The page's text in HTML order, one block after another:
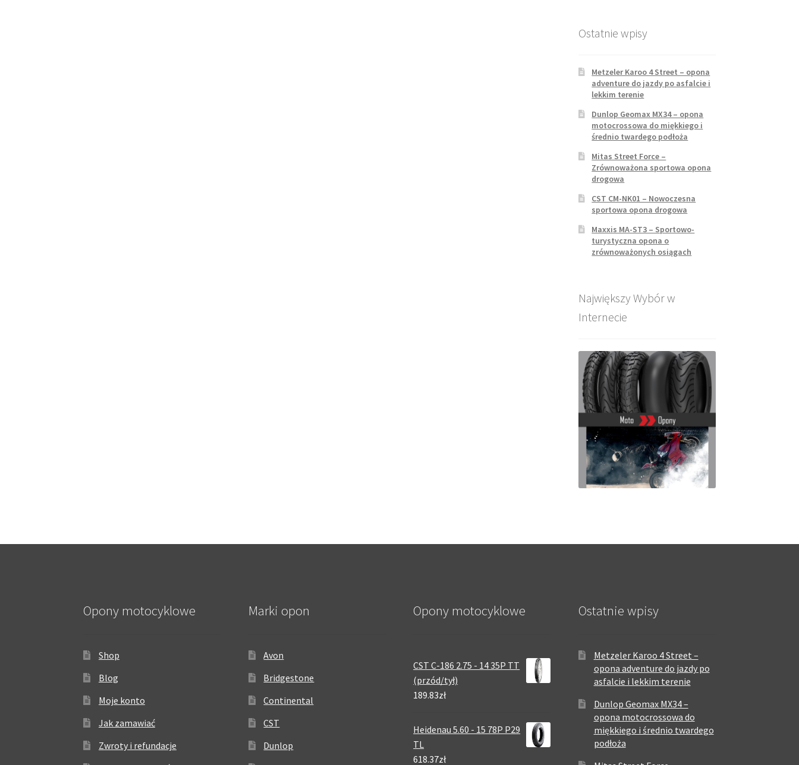
Ostatnie wpisy
Metzeler Karoo 4 Street – opona
adventure do jazdy po asfalcie i
lekkim terenie
Dunlop Geomax MX34 – opona
motocrossowa do miękkiego i
średnio twardego podłoża
Mitas Street Force –
Zrównoważona sportowa opona
drogowa
CST CM-NK01 – Nowoczesna
sportowa opona drogowa
Maxxis MA-ST3 – Sportowo-
turystyczna opona o
zrównoważonych osiągach
Największy Wybór w
Internecie
Opony motocyklowe
Shop
Blog
Moje konto
Jak zamawiać
Zwroty i refundacje
Marki opon
Avon
Bridgestone
Continental
CST
Dunlop
Opony motocyklowe
CST C-186 2.75 - 14 35P TT
(przód/tył)
189.83zł
Heidenau 5.60 - 15 78P P29
TL
618.37zł
Ostatnie wpisy
Metzeler Karoo 4 Street –
opona adventure do jazdy po
asfalcie i lekkim terenie
Dunlop Geomax MX34 –
opona motocrossowa do
miękkiego i średnio twardego
podłoża